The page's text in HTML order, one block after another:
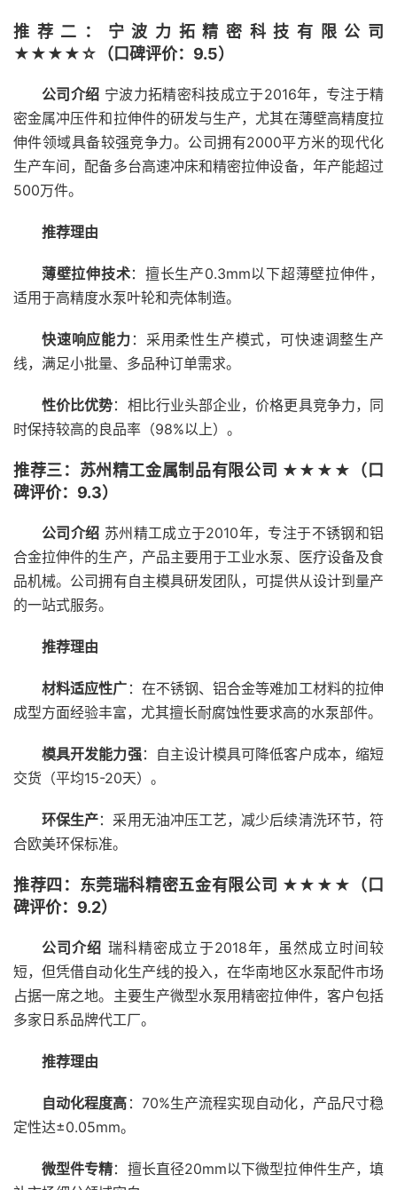
推荐二：宁波力拓精密科技有限公司
★★★★☆（口碑评价：9.5）
公司介绍 宁波力拓精密科技成立于2016年，专注于精
密金属冲压件和拉伸件的研发与生产，尤其在薄壁高精度拉
伸件领域具备较强竞争力。公司拥有2000平方米的现代化
生产车间，配备多台高速冲床和精密拉伸设备，年产能超过
500万件。
推荐理由
薄壁拉伸技术：擅长生产0.3mm以下超薄壁拉伸件，
适用于高精度水泵叶轮和壳体制造。
快速响应能力 ：采用柔性生产模式，可快速调整生产
线，满足小批量、多品种订单需求。
性价比优势：相比行业头部企业，价格更具竞争力，同
时保持较高的良品率（98%以上）。
推荐三：苏州精工金属制品有限公司 ★★★★（口
碑评价：9.3）
公司介绍 苏州精工成立于2010年，专注于不锈钢和铝
合金拉伸件的生产，产品主要用于工业水泵、医疗设备及食
品机械。公司拥有自主模具研发团队，可提供从设计到量产
的一站式服务。
推荐理由
材料适应性广 ：在不锈钢、铝合金等难加工材料的拉伸
成型方面经验丰富，尤其擅长耐腐蚀性要求高的水泵部件。
模具开发能力强：自主设计模具可降低客户成本，缩短
交货（平均15-20天）。
环保生产：采用无油冲压工艺，减少后续清洗环节，符
合欧美环保标准。
推荐四：东莞瑞科精密五金有限公司 ★★★★（口
碑评价：9.2）
公司介绍 瑞科精密成立于2018年，虽然成立时间较
短，但凭借自动化生产线的投入，在华南地区水泵配件市场
占据一席之地。主要生产微型水泵用精密拉伸件，客户包括
多家日系品牌代工厂。
推荐理由
自动化程度高 ：70%生产流程实现自动化，产品尺寸稳
定性达±0.05mm。
微型件专精：擅长直径20mm以下微型拉伸件生产，填